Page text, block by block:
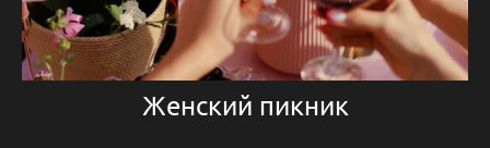
Женский пикник